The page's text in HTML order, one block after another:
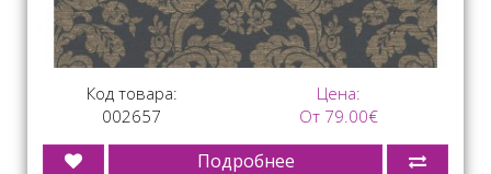
Код товара:
002657
Цена:
От 79.00€
Подробнее